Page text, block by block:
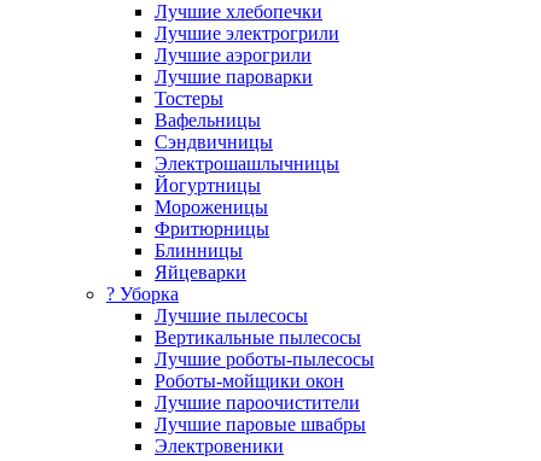
Лучшие хлебопечки
Лучшие электрогрили
Лучшие аэрогрили
Лучшие пароварки
Тостеры
Вафельницы
Сэндвичницы
Электрошашлычницы
Йогуртницы
Мороженицы
Фритюрницы
Блинницы
Яйцеварки
? Уборка
Лучшие пылесосы
Вертикальные пылесосы
Лучшие роботы-пылесосы
Роботы-мойщики окон
Лучшие пароочистители
Лучшие паровые швабры
Электровеники